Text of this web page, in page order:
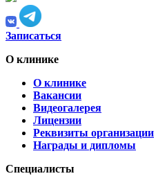
Записаться
О клинике
О клинике
Вакансии
Видеогалерея
Лицензии
Реквизиты организации
Награды и дипломы
Специалисты